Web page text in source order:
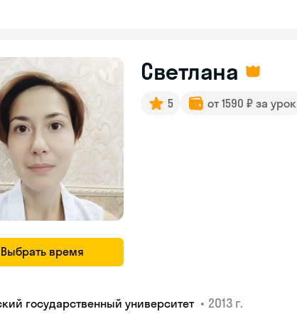
Выбрать время
Светлана
5 от 1590 ₽ за урок
государственный университет • 2013 г.